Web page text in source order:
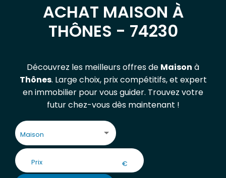
ACHAT MAISON À
THÔNES - 74230
Découvrez les meilleurs offres de Maison à
Thônes. Large choix, prix compétitifs, et expert
en immobilier pour vous guider. Trouvez votre
futur chez-vous dès maintenant !
Maison
€